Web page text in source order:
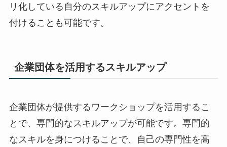
リ化している自分のスキルアップにアクセントを
付けることも可能です。
企業団体を活用するスキルアップ
企業団体が提供するワークショップを活用するこ
とで、専門的なスキルアップが可能です。専門的
なスキルを身につけることで、自己の専門性を高